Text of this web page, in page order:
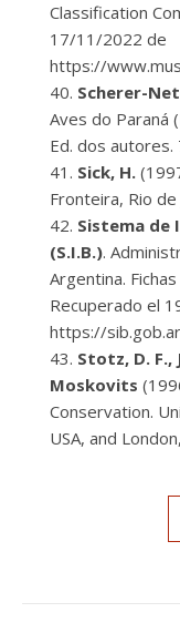
Classification
17/11/2022 de
https://
Scherer-
Aves do Paraná
Ed. dos autores.
Sick, H.
Fronteira, Rio de
Sistema de
(S.I.B.).
Argentina.
Recuperado el
https://
Stotz, D. F.,
Moskovits
Conservation.
USA, and